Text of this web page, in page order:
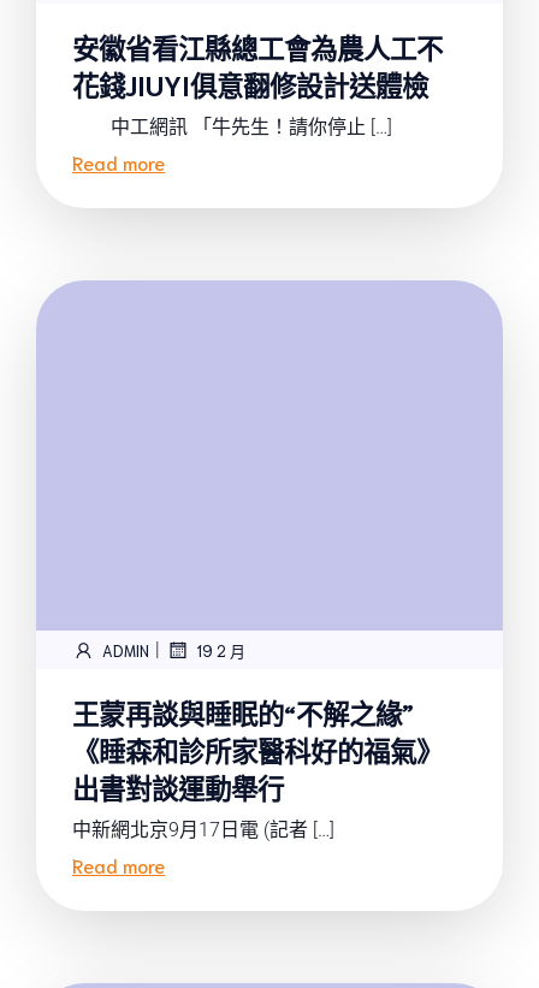
安徽省看江縣總工會為農人工不
花錢JIUYI俱意翻修設計送體檢
中工網訊 「牛先生！請你停止 […]
Read more
ADMIN | 19 2 月
王蒙再談與睡眠的“不解之緣”
《睡森和診所家醫科好的福氣》
出書對談運動舉行
中新網北京9月17日電 (記者 […]
Read more